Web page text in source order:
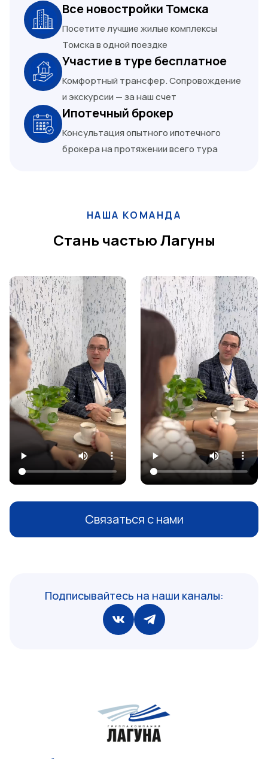
Все новостройки Томска
Посетите лучшие жилые комплексы
Томска в одной поездке
Участие в туре бесплатное
Комфортный трансфер. Сопровождение
и экскурсии — за наш счет
Ипотечный брокер
Консультация опытного ипотечного
брокера на протяжении всего тура
НАША КОМАНДА
Стань частью Лагуны
Связаться с нами
Подписывайтесь на наши каналы: